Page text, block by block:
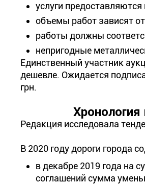
услуги
объемы работ зависят
работы должны
непригодные
Единственный участник
дешевле. Ожидается
грн.
Редакция исследовала
В 2020 году дороги города
в декабре 2019 года на
соглашений сумма